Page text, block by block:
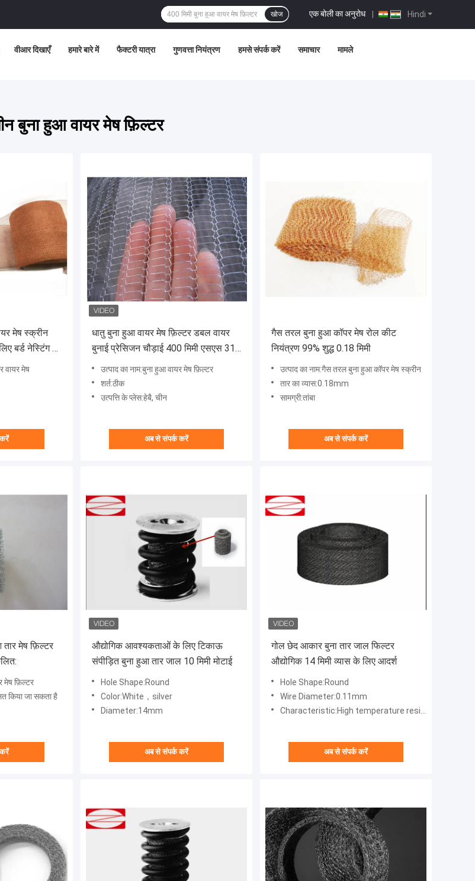
Hindi
एक बोली का अनुरोध |
खोज
वीआर दिखाएँ हमारे बारे में फैक्टरी यात्रा गुणवत्ता नियंत्रण हमसे संपर्क करें समाचार मामले
बुना हुआ वायर मेष फ़िल्टर
मेष स्क्रीन
बर्ड नेस्टिंग को
वायर मेष
धातु बुना हुआ वायर मेष फ़िल्टर डबल वायर
बुनाई प्रेसिजन चौड़ाई 400 मिमी एसएस 316
उत्पाद का नाम:बुना हुआ वायर मेष फ़िल्टर
शर्त:ठीक
उत्पत्ति के प्लेस:हेबै, चीन
अब से संपर्क करें
गैस तरल बुना हुआ कॉपर मेष रोल कीट
नियंत्रण 99% शुद्ध 0.18 मिमी
उत्पाद का नाम:गैस तरल बुना हुआ कॉपर मेष स्क्रीन
तार का व्यास:0.18mm
सामग्री:तांबा
अब से संपर्क करें
तार मेष फ़िल्टर
मेष फ़िल्टर
किया जा सकता है
औद्योगिक आवश्यकताओं के लिए टिकाऊ
संपीड़ित बुना हुआ तार जाल 10 मिमी मोटाई
Hole Shape:Round
Color:White，silver
Diameter:14mm
अब से संपर्क करें
गोल छेद आकार बुना तार जाल फिल्टर
औद्योगिक 14 मिमी व्यास के लिए आदर्श
Hole Shape:Round
Wire Diameter:0.11mm
Characteristic:High temperature resistance, corrosion resistance, acid and alkali resistance, durable
अब से संपर्क करें